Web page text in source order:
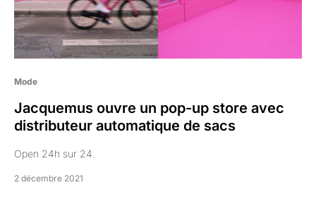
Mode
Jacquemus ouvre un pop-up store avec
distributeur automatique de sacs
Open 24h sur 24.
2 décembre 2021